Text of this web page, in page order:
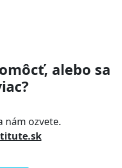
alebo sa
nám ozvete.